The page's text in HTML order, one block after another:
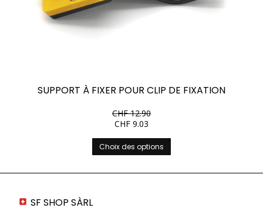
SUPPORT À FIXER POUR CLIP DE FIXATION
CHF12.90
CHF 9.03
Choix des options
Ce
produit
plusieurs
SF SHOP SÀRL